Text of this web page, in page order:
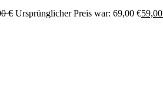
€ Ursprünglicher Preis war: 69,00 €59,00